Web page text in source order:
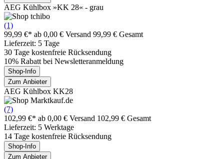
AEG Kühlbox »KK 28« - grau
(1)
99,99 €* ab 0,00 € Versand 99,99 € Gesamt
Lieferzeit: 5 Tage
30 Tage kostenfreie Rücksendung
10% Rabatt bei Newsletteranmeldung
Shop-Info
Zum Anbieter
AEG Kühlbox KK28
(7)
102,99 €* ab 0,00 € Versand 102,99 € Gesamt
Lieferzeit: 5 Werktage
14 Tage kostenfreie Rücksendung
Shop-Info
Zum Anbieter